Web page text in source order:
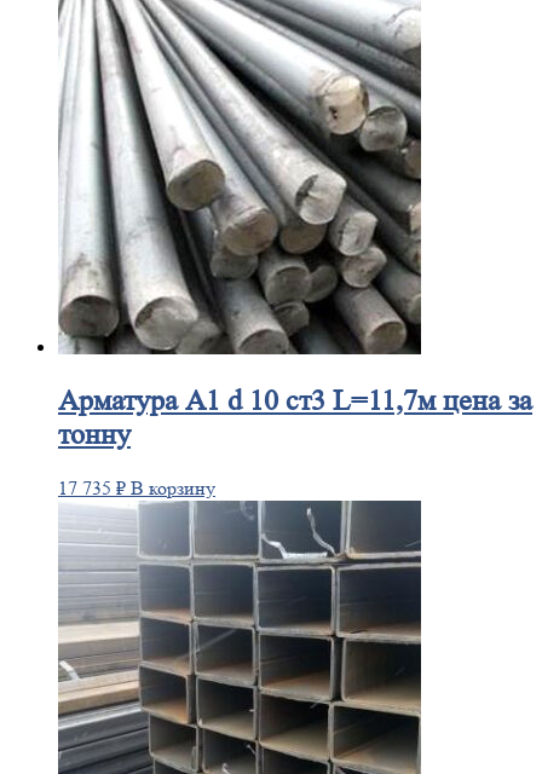
АрматураА1 d 10 ст3 L=11,7м цена за
тонну
17 735 ₽ В корзину